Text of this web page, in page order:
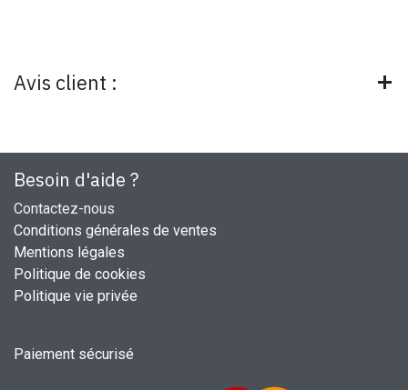
Avis client :
Besoin d'aide ?
Contactez-nous
Conditions générales de ventes
Mentions légales
Politique de cookies
Politique vie privée
Paiement sécurisé